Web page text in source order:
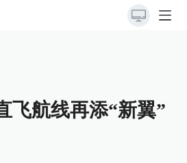
飞航线再添“新翼”